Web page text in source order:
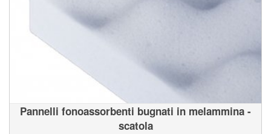
Pannelli fonoassorbenti bugnati in melammina -
scatola